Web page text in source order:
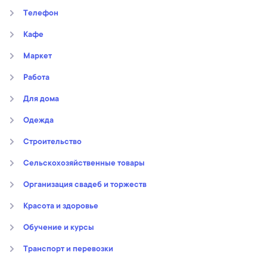
Телефон
Кафе
Маркет
Работа
Для дома
Oдежда
Строительство
Сельскохозяйственные товары
Организация свадеб и торжеств
Kрасота и здоровье
Обучение и курсы
Транспорт и перевозки